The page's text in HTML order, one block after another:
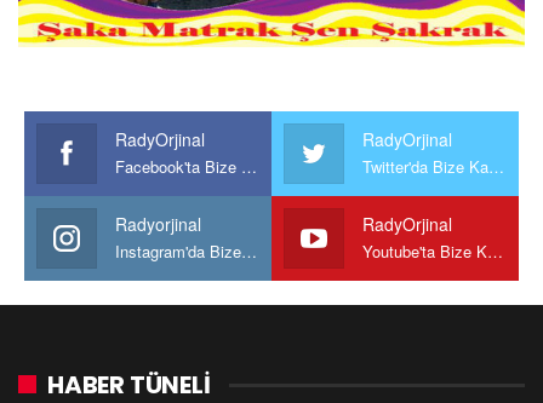
RadyOrjinal
Facebook'ta Bize Katılın
RadyOrjinal
Twitter'da Bize Katılın
Radyorjinal
Instagram'da Bize katılın
RadyOrjinal
Youtube'ta Bize Katılın
HABER TÜNELİ